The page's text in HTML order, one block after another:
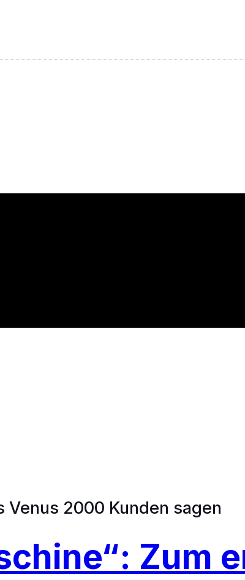
Venus 2000 Kunden sagen
Zum